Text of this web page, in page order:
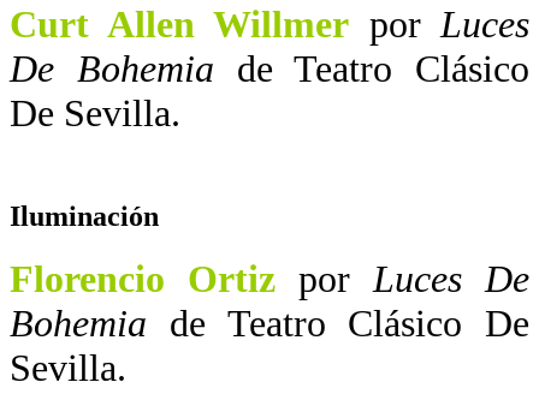
Curt Allen Willmer por Luces
De Bohemia de Teatro Clásico
De Sevilla.
Iluminación
Florencio Ortiz por Luces De
Bohemia de Teatro Clásico De
Sevilla.